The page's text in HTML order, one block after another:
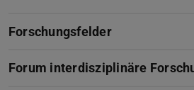
Forschungsfelder
Forum interdisziplinäre